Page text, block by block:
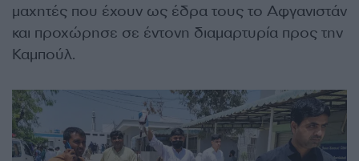
μαχητές που έχουν ως έδρα τους το Αφγανιστάν
και προχώρησε σε έντονη διαμαρτυρία προς την
Καμπούλ.